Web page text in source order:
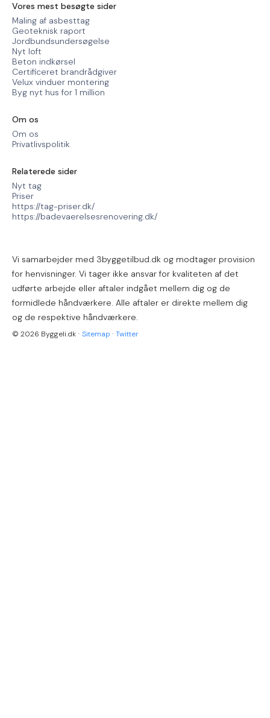
Vores mest besøgte sider
Maling af asbesttag
Geoteknisk raport
Jordbundsundersøgelse
Nyt loft
Beton indkørsel
Certificeret brandrådgiver
Velux vinduer montering
Byg nyt hus for 1 million
Om os
Om os
Privatlivspolitik
Relaterede sider
Nyt tag
Priser
https://tag-priser.dk/
https://badevaerelsesrenovering.dk/
Vi samarbejder med 3byggetilbud.dk og modtager provision
for henvisninger. Vi tager ikke ansvar for kvaliteten af det
udførte arbejde eller aftaler indgået mellem dig og de
formidlede håndværkere. Alle aftaler er direkte mellem dig
og de respektive håndværkere.
© 2026 Byggeli.dk · Sitemap · Twitter